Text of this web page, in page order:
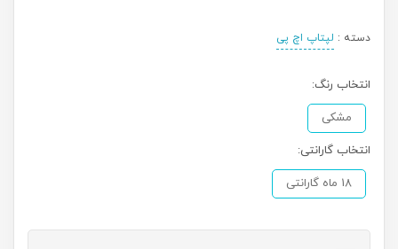
دسته : لپتاپ اچ پی
انتخاب رنگ:
مشکی
انتخاب گارانتی:
18 ماه گارانتی